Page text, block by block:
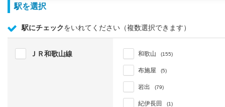
駅を選択
駅にチェックをいれてください（複数選択できます）
ＪＲ和歌山線 和歌山 (155)
布施屋 (5)
岩出 (79)
紀伊長田 (1)